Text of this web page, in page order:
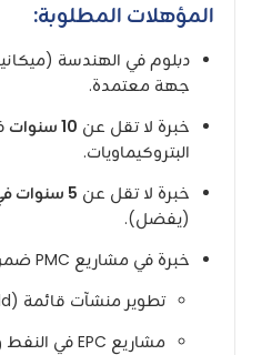
المؤهلات المطلوبة:
دبلوم في الهندسة
جهة معتمدة.
خبرة لا تقل عن 10 سنوات
البتروكيماويات.
خبرة لا تقل عن 5 سنوات في دول الخليج (GCC)
(يفضل).
خبرة في مشاريع PMC ضمن:
تطوير منشآت قائمة (Brownfield)
مشاريع EPC في النفط والغاز